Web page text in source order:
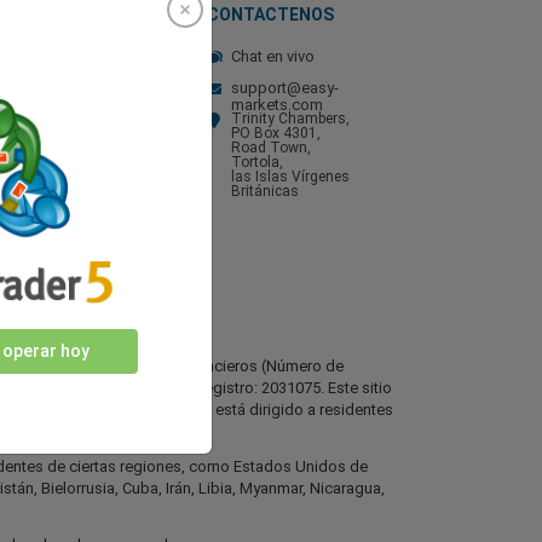
de trading
de cambio de
en vivo
financiero
de trading
de temporada
CONTACTENOS
Chat en vivo
support@easy-
markets.com
Trinity Chambers,
PO Box 4301,
Road Town,
Tortola,
las Islas Vírgenes
Británicas
Comisión de Servicios Financieros (Número de
Worldwide Ltd, número de registro: 2031075. Este sitio
Markets). Este sitio web no está dirigido a residentes
de ciertas regiones, como Estados Unidos de
Bielorrusia, Cuba, Irán, Libia, Myanmar, Nicaragua,
operar hoy